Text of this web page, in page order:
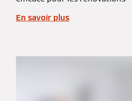
En savoir plus